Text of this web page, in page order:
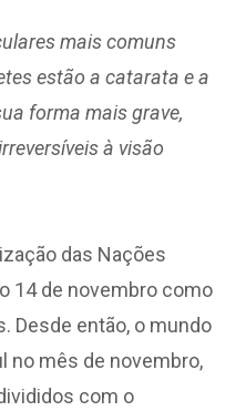
mais comuns
estão a catarata e a
forma mais grave,
à visão
das Nações
14 de novembro como
Desde então, o mundo
no mês de novembro,
com o